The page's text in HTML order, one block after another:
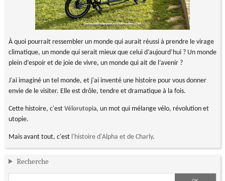
À quoi pourrait ressembler un monde qui aurait réussi à prendre le virage
climatique, un monde qui serait mieux que celui d’aujourd’hui ? Un monde
plein d’espoir et de joie de vivre, un monde qui ait de l’avenir ?
J'ai imaginé un tel monde, et j'ai inventé une histoire pour vous donner
envie de le visiter. Elle est drôle, tendre et dramatique à la fois.
Cette histoire, c'est Vélorutopia, un mot qui mélange vélo, révolution et
utopie.
Mais avant tout, c'est l'histoire d'Alpha et de Charly.
Recherche